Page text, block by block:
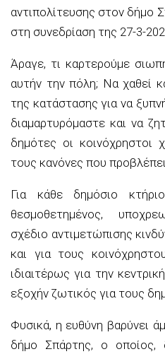
αντιπολίτευσης στον δήμο
στη συνεδρίαση της 27-3-
Άραγε, τι καρτερούμε
αυτήν την πόλη; Να χαθεί
της κατάστασης για να
διαμαρτυρόμαστε και να
δημότες οι
τους κανόνες που
Για κάθε δημόσιο
θεσμοθετημένος,
σχέδιο αντιμετώπισης
και για τους
ιδιαιτέρως για την
εξοχήν ζωτικός για τους
Φυσικά, η ευθύνη βαρύνει
δήμο Σπάρτης, ο οποίος,